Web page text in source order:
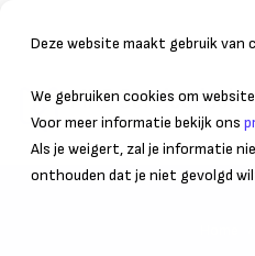
Deze website maakt gebruik van
We gebruiken cookies om
Voor meer informatie bekijk ons
Als je weigert, zal je informatie
onthouden dat je niet gevolgd